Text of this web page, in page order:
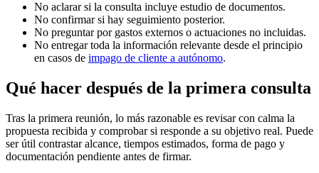
No aclarar si la consulta incluye estudio de documentos.
No confirmar si hay seguimiento posterior.
No preguntar por gastos externos o actuaciones no incluidas.
No entregar toda la información relevante desde el principio
en casos de impago de cliente a autónomo.
Qué hacer después de la primera consulta
Tras la primera reunión, lo más razonable es revisar con calma la
propuesta recibida y comprobar si responde a su objetivo real. Puede
ser útil contrastar alcance, tiempos estimados, forma de pago y
documentación pendiente antes de firmar.